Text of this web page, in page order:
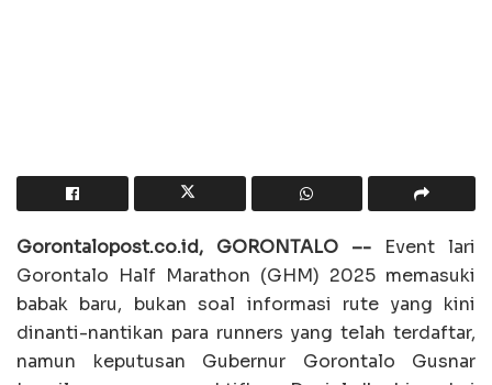
Gorontalopost.co.id, GORONTALO –- Event lari
Gorontalo Half Marathon (GHM) 2025 memasuki
babak baru, bukan soal informasi rute yang kini
dinanti-nantikan para runners yang telah terdaftar,
namun keputusan Gubernur Gorontalo Gusnar